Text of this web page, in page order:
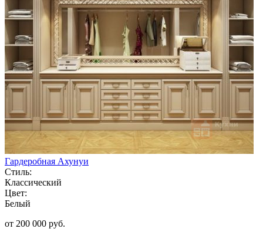
Гардеробная Ахунуи
Стиль:
Классический
Цвет:
Белый
от 200 000 руб.